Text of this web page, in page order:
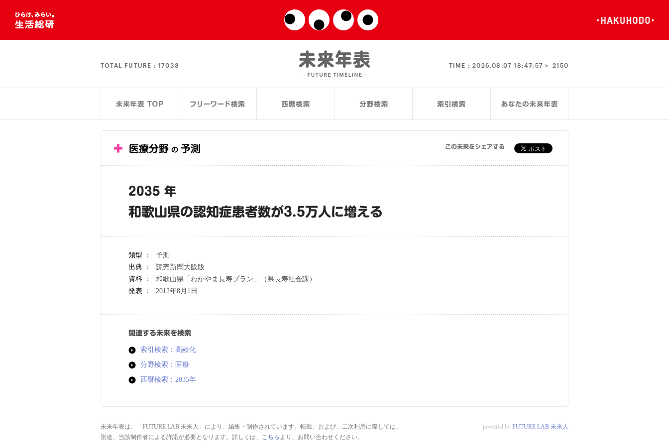
TOTAL FUTURE : 17033 TIME :2026.08.07 18:47:57 > 2150
医療分野 の 予測 この未来をシェアする
2035 年
和歌山県の認知症患者数が3.5万人に増える
類型 ：
予測
出典 ：
読売新聞大阪版
資料 ：
和歌山県「わかやま長寿プラン」（県長寿社会課）
発表 ：
2012年8月1日
関連する未来を検索
索引検索：高齢化
分野検索：医療
西暦検索：2035年
未来年表は、「FUTURE LAB 未来人」により、編集・制作されています。転載、および、二次利用に際しては、
別途、当該制作者による許諾が必要となります。詳しくは、 こちら より、お問い合わせください。
powered by FUTURE LAB 未来人